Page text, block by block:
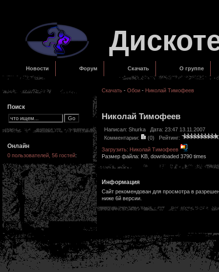
Новости Форум Скачать О группе
Поиск
Онлайн
0 пользователей, 56 гостей:
Скачать - Обои - Николай Тимофеев
Николай Тимофеев
Написал: Shurka Дата: 23:47 13.11.2007
Комментарии:
(0) Рейтинг:
Загрузить: Николай Тимофеев
Размер файла: KB, downloaded 3790 times
Информация
Сайт рекомендован для просмотра в
ниже 6й версии.